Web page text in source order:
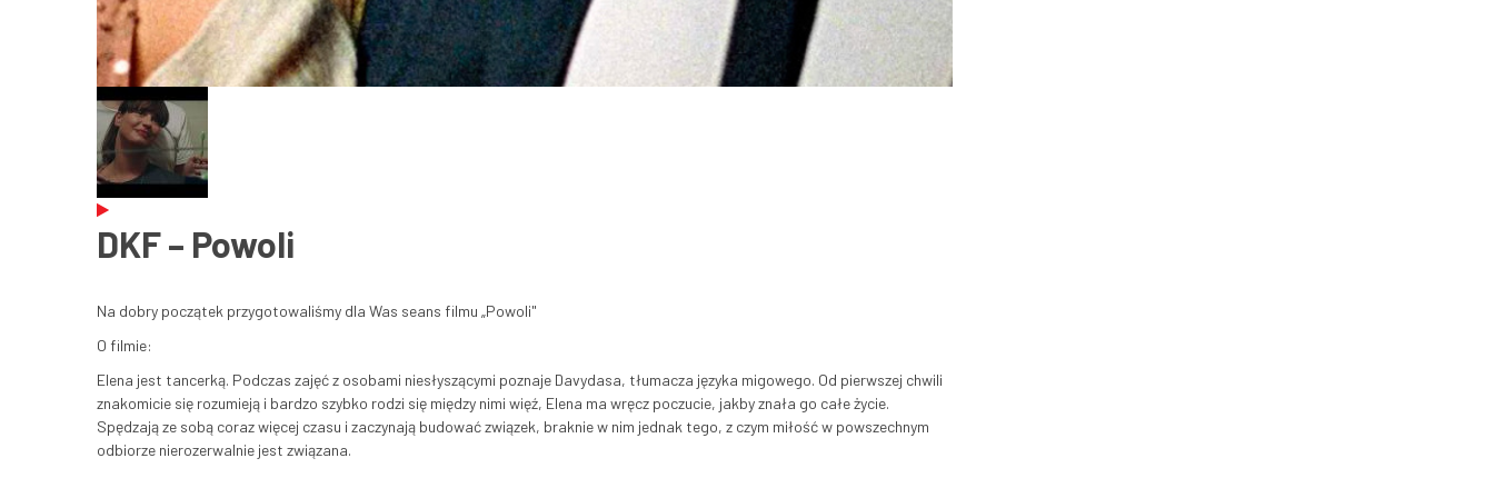
DKF – Powoli
Na dobry początek przygotowaliśmy dla Was seans filmu „Powoli"
O filmie:
Elena jest tancerką. Podczas zajęć z osobami niesłyszącymi poznaje Davydasa, tłumacza języka migowego. Od pierwszej chwili
znakomicie się rozumieją i bardzo szybko rodzi się między nimi więź, Elena ma wręcz poczucie, jakby znała go całe życie.
Spędzają ze sobą coraz więcej czasu i zaczynają budować związek, braknie w nim jednak tego, z czym miłość w powszechnym
odbiorze nierozerwalnie jest związana.